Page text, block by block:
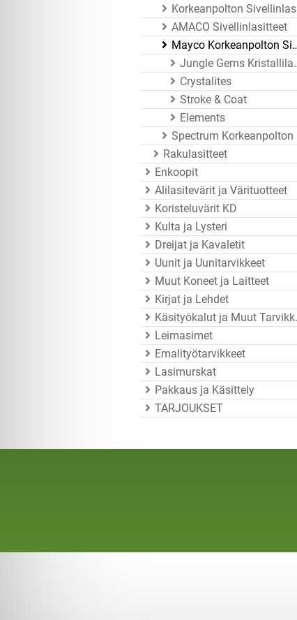
Korkeanpolton Sivellinlasitteet
AMACO Sivellinlasitteet
Mayco Korkeanpolton Sivellinlasitteet
Jungle Gems Kristallilasitteet
Crystalites
Stroke & Coat
Elements
Spectrum Korkeanpolton Sivellinlasitteet
Rakulasitteet
Enkoopit
Alilasitevärit ja Värituotteet
Koristeluvärit KD
Kulta ja Lysteri
Dreijat ja Kavaletit
Uunit ja Uunitarvikkeet
Muut Koneet ja Laitteet
Kirjat ja Lehdet
Käsityökalut ja Muut Tarvikkeet
Leimasimet
Emalityötarvikkeet
Lasimurskat
Pakkaus ja Käsittely
TARJOUKSET